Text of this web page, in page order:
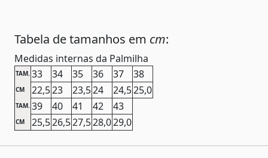
Tabela de tamanhos em cm:
Medidas internas da Palmilha
TAM. 33 34 35 36 37 38
CM 22,523 23,524 24,525,0
TAM. 39 40 41 42 43
CM 25,526,527,528,029,0